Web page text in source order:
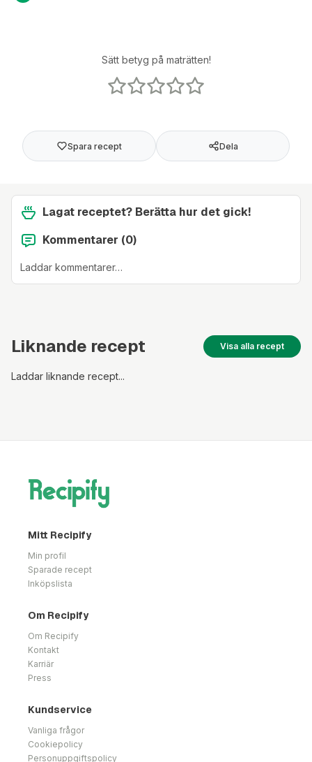
Spara recept Dela
Sätt betyg på maträtten!
Lagat receptet? Berätta hur det gick!
Kommentarer (0)
Laddar kommentarer…
Liknande recept Visa alla recept
Laddar liknande recept...
Mitt Recipify
Min profil
Sparade recept
Inköpslista
Om Recipify
Om Recipify
Kontakt
Karriär
Press
Kundservice
Vanliga frågor
Cookiepolicy
Personuppgiftspolicy